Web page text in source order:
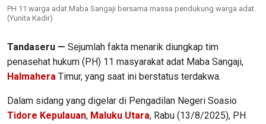
PH 11 warga adat Maba Sangaji bersama massa pendukung warga adat.
(Yunita Kadir)
Tandaseru — Sejumlah fakta menarik diungkap tim
penasehat hukum (PH) 11 masyarakat adat Maba Sangaji,
Halmahera Timur, yang saat ini berstatus terdakwa.
Dalam sidang yang digelar di Pengadilan Negeri Soasio
Tidore Kepulauan, Maluku Utara, Rabu (13/8/2025), PH